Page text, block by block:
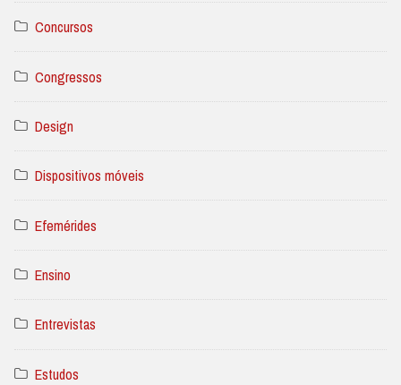
Concursos
Congressos
Design
Dispositivos móveis
Efemérides
Ensino
Entrevistas
Estudos